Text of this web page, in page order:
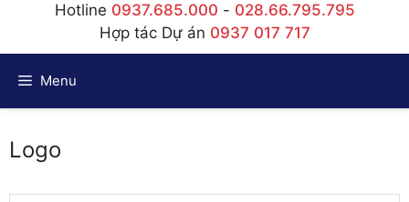
Hotline 0937.685.000 - 028.66.795.795
Hợp tác Dự án 0937 017 717
Menu
Logo